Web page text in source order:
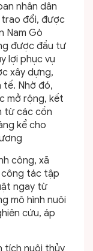
nhân dân
trao đổi, được
Nam Gò
được đầu tư
lợi phục vụ
xây dựng,
tế. Nhờ đó,
mở rộng, kết
từ các cồn
kể cho
công, xã
tác tập
ngay từ
mô hình nuôi
cứu, áp